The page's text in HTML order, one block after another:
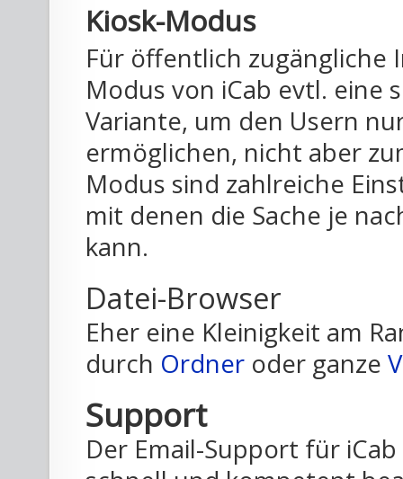
Kiosk-Modus
Für öffentlich zugängliche
Modus von iCab evtl. eine
Variante, um den Usern
ermöglichen, nicht aber
Modus sind zahlreiche
mit denen die Sache je
kann.
Datei-Browser
Eher eine Kleinigkeit am
durch Ordner oder ganze
Support
Der Email-Support für